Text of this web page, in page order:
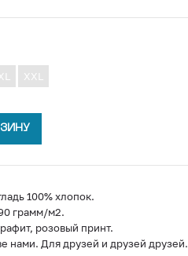
XXL
100% хлопок.
грамм/м2.
розовый принт.
нами. Для друзей и друзей друзей.